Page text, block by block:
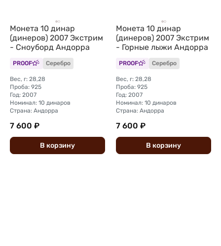
Монета 10 динар
(динеров) 2007 Экстрим
- Сноуборд Андорра
PROOF Серебро
Вес, г: 28,28
Проба: 925
Год: 2007
Номинал: 10 динаров
Страна: Андорра
7 600 ₽
В корзину
Монета 10 динар
(динеров) 2007 Экстрим
- Горные лыжи Андорра
PROOF Серебро
Вес, г: 28,28
Проба: 925
Год: 2007
Номинал: 10 динаров
Страна: Андорра
7 600 ₽
В корзину